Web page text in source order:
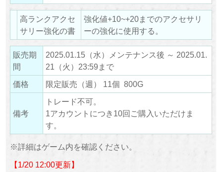
高ランクアクセ
サリー強化の書
強化値+10~+20までのアクセサリ
ーの強化に使用する。
販売期
間
2025.01.15（水）メンテナンス後 ～ 2025.01.
21（火）23:59まで
価格
限定販売（週） 11個 800G
備考
トレード不可。
1アカウントにつき10回ご購入いただけま
す。
※詳細はゲーム内を確認ください。
【1/20 12:00更新】